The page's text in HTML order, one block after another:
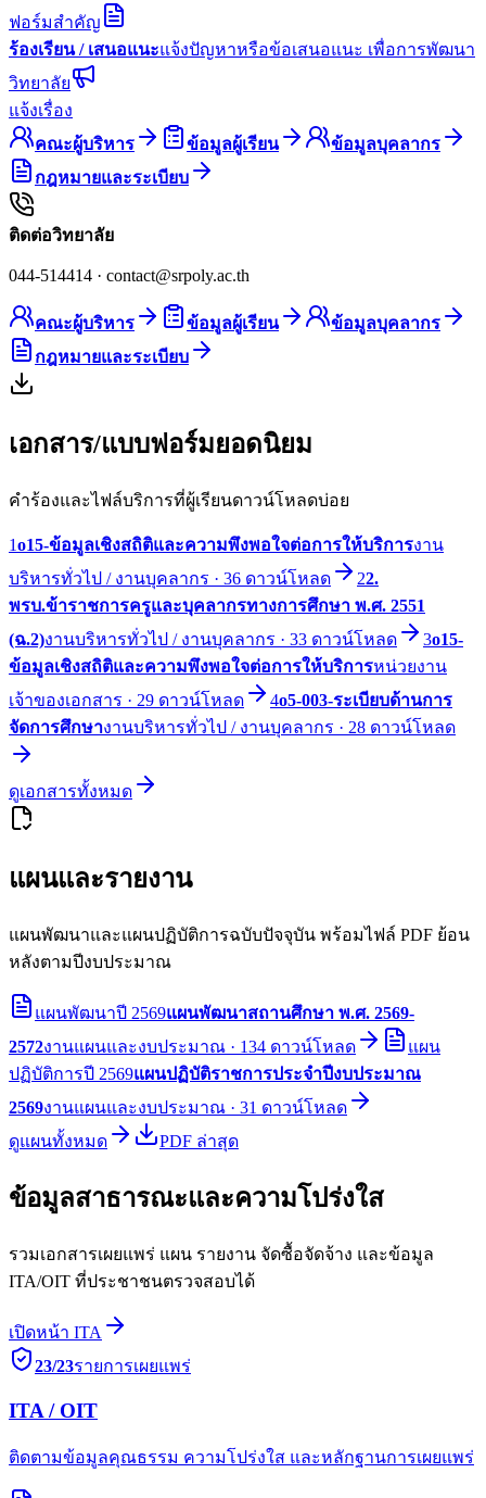
ฟอร์มสำคัญ
ร้องเรียน / เสนอแนะแจ้งปัญหาหรือข้อเสนอแนะ เพื่อการพัฒนา
วิทยาลัย
แจ้งเรื่อง
คณะผู้บริหาร
ข้อมูลผู้เรียน
ข้อมูลบุคลากร
กฎหมายและระเบียบ
ติดต่อวิทยาลัย
044-514414 · contact@srpoly.ac.th
คณะผู้บริหาร ข้อมูลผู้เรียน
ข้อมูลบุคลากร
กฎหมายและระเบียบ
เอกสาร/แบบฟอร์มยอดนิยม
คำร้องและไฟล์บริการที่ผู้เรียนดาวน์โหลดบ่อย
1o15-ข้อมูลเชิงสถิติและความพึงพอใจต่อการให้บริการงาน
บริหารทั่วไป / งานบุคลากร · 36 ดาวน์โหลด 22.
พรบ.ข้าราชการครูและบุคลากรทางการศึกษา พ.ศ. 2551
(ฉ.2)งานบริหารทั่วไป / งานบุคลากร · 33 ดาวน์โหลด 3o15-
ข้อมูลเชิงสถิติและความพึงพอใจต่อการให้บริการหน่วยงาน
เจ้าของเอกสาร · 29 ดาวน์โหลด 4o5-003-ระเบียบด้านการ
จัดการศึกษางานบริหารทั่วไป / งานบุคลากร · 28 ดาวน์โหลด
ดูเอกสารทั้งหมด
แผนและรายงาน
แผนพัฒนาและแผนปฏิบัติการฉบับปัจจุบัน พร้อมไฟล์ PDF ย้อน
หลังตามปีงบประมาณ
แผนพัฒนาปี 2569แผนพัฒนาสถานศึกษา พ.ศ. 2569-
2572งานแผนและงบประมาณ · 134 ดาวน์โหลด
แผน
ปฏิบัติการปี 2569แผนปฏิบัติราชการประจำปีงบประมาณ
2569งานแผนและงบประมาณ · 31 ดาวน์โหลด
ดูแผนทั้งหมด
PDF ล่าสุด
ข้อมูลสาธารณะและความโปร่งใส
รวมเอกสารเผยแพร่ แผน รายงาน จัดซื้อจัดจ้าง และข้อมูล
ITA/OIT ที่ประชาชนตรวจสอบได้
เปิดหน้า ITA
23/23รายการเผยแพร่
ITA / OIT
ติดตามข้อมูลคุณธรรม ความโปร่งใส และหลักฐานการเผยแพร่